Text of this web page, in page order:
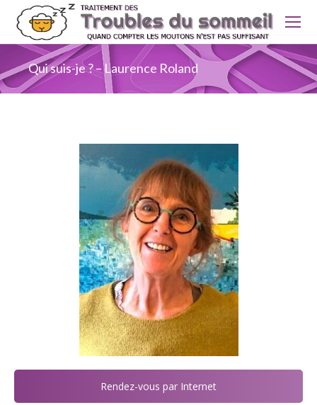
Qui suis-je ? – Laurence Roland
Rendez-vous par Internet